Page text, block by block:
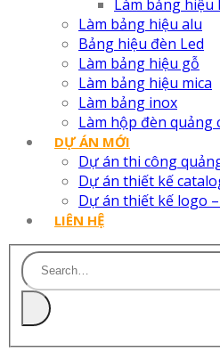
Làm bảng hiệu
Làm bảng hiệu alu
Bảng hiệu đèn Led
Làm bảng hiệu gỗ
Làm bảng hiệu mica
Làm bảng inox
Làm hộp đèn quảng
DỰ ÁN MỚI
Dự án thi công
Dự án thiết kế
Dự án thiết kế logo
LIÊN HỆ